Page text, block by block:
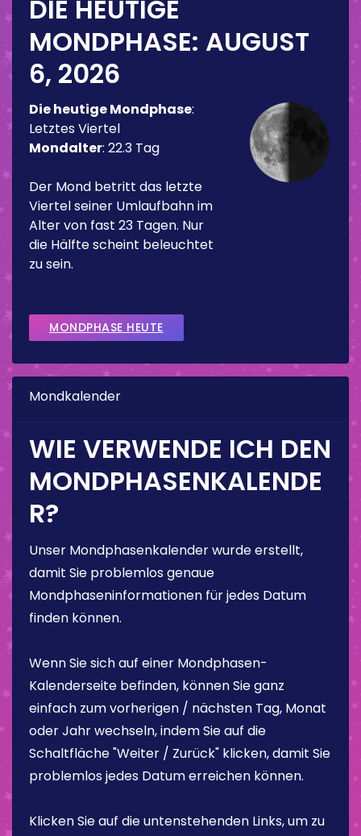
DIE HEUTIGE
MONDPHASE: AUGUST
6, 2026
Die heutige Mondphase:
Letztes Viertel
Mondalter: 22.3 Tag
Der Mond betritt das letzte
Viertel seiner Umlaufbahn im
Alter von fast 23 Tagen. Nur
die Hälfte scheint beleuchtet
zu sein.
MONDPHASE HEUTE
Mondkalender
WIE VERWENDE ICH DEN
MONDPHASENKALENDE
R?
Unser Mondphasenkalender wurde erstellt,
damit Sie problemlos genaue
Mondphaseninformationen für jedes Datum
finden können.
Wenn Sie sich auf einer Mondphasen-
Kalenderseite befinden, können Sie ganz
einfach zum vorherigen / nächsten Tag, Monat
oder Jahr wechseln, indem Sie auf die
Schaltfläche "Weiter / Zurück" klicken, damit Sie
problemlos jedes Datum erreichen können.
Klicken Sie auf die untenstehenden Links, um zu